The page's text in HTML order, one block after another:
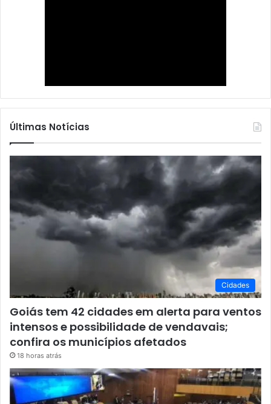
Últimas Notícias
Cidades
Goiás tem 42 cidades em alerta para ventos
intensos e possibilidade de vendavais;
confira os municípios afetados
18 horas atrás